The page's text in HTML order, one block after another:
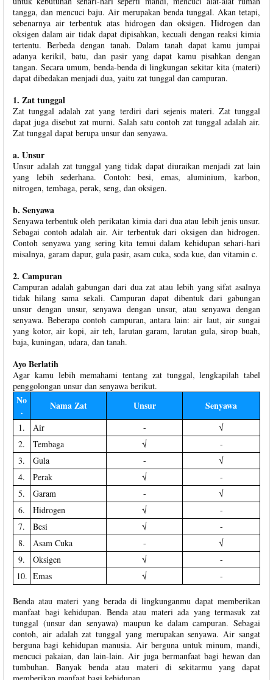
tangga, dan mencuci baju. Air merupakan benda tunggal. Akan tetapi,
sebenarnya air terbentuk atas hidrogen dan oksigen. Hidrogen dan
oksigen dalam air tidak dapat dipisahkan, kecuali dengan reaksi kimia
tertentu. Berbeda dengan tanah. Dalam tanah dapat kamu jumpai
adanya kerikil, batu, dan pasir yang dapat kamu pisahkan dengan
tangan. Secara umum, benda-benda di lingkungan sekitar kita (materi)
dapat dibedakan menjadi dua, yaitu zat tunggal dan campuran.
1. Zat tunggal
Zat tunggal adalah zat yang terdiri dari sejenis materi. Zat tunggal
dapat juga disebut zat murni. Salah satu contoh zat tunggal adalah air.
Zat tunggal dapat berupa unsur dan senyawa.
a. Unsur
Unsur adalah zat tunggal yang tidak dapat diuraikan menjadi zat lain
yang lebih sederhana. Contoh: besi, emas, aluminium, karbon,
nitrogen, tembaga, perak, seng, dan oksigen.
b. Senyawa
Senyawa terbentuk oleh perikatan kimia dari dua atau lebih jenis unsur.
Sebagai contoh adalah air. Air terbentuk dari oksigen dan hidrogen.
Contoh senyawa yang sering kita temui dalam kehidupan sehari-hari
misalnya, garam dapur, gula pasir, asam cuka, soda kue, dan vitamin c.
2. Campuran
Campuran adalah gabungan dari dua zat atau lebih yang sifat asalnya
tidak hilang sama sekali. Campuran dapat dibentuk dari gabungan
unsur dengan unsur, senyawa dengan unsur, atau senyawa dengan
senyawa. Beberapa contoh campuran, antara lain: air laut, air sungai
yang kotor, air kopi, air teh, larutan garam, larutan gula, sirop buah,
baja, kuningan, udara, dan tanah.
Ayo Berlatih
Agar kamu lebih memahami tentang zat tunggal, lengkapilah tabel
penggolongan unsur dan senyawa berikut.
No
.
Nama Zat Unsur Senyawa
1. Air -
√
2.
Tembaga √
-
3.
Gula -
√
4.
Perak √
-
5.
Garam -
√
6.
Hidrogen √
-
7.
Besi √
-
8.
Asam Cuka -
√
9.
Oksigen √
-
10. Emas √ -
Benda atau materi yang berada di lingkunganmu dapat memberikan
manfaat bagi kehidupan. Benda atau materi ada yang termasuk zat
tunggal (unsur dan senyawa) maupun ke dalam campuran. Sebagai
contoh, air adalah zat tunggal yang merupakan senyawa. Air sangat
berguna bagi kehidupan manusia. Air berguna untuk minum, mandi,
mencuci pakaian, dan lain-lain. Air juga bermanfaat bagi hewan dan
tumbuhan. Banyak benda atau materi di sekitarmu yang dapat